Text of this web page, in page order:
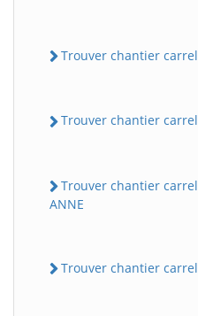
Trouver chantier
Trouver chantier
Trouver chantier
ANNE
Trouver chantier